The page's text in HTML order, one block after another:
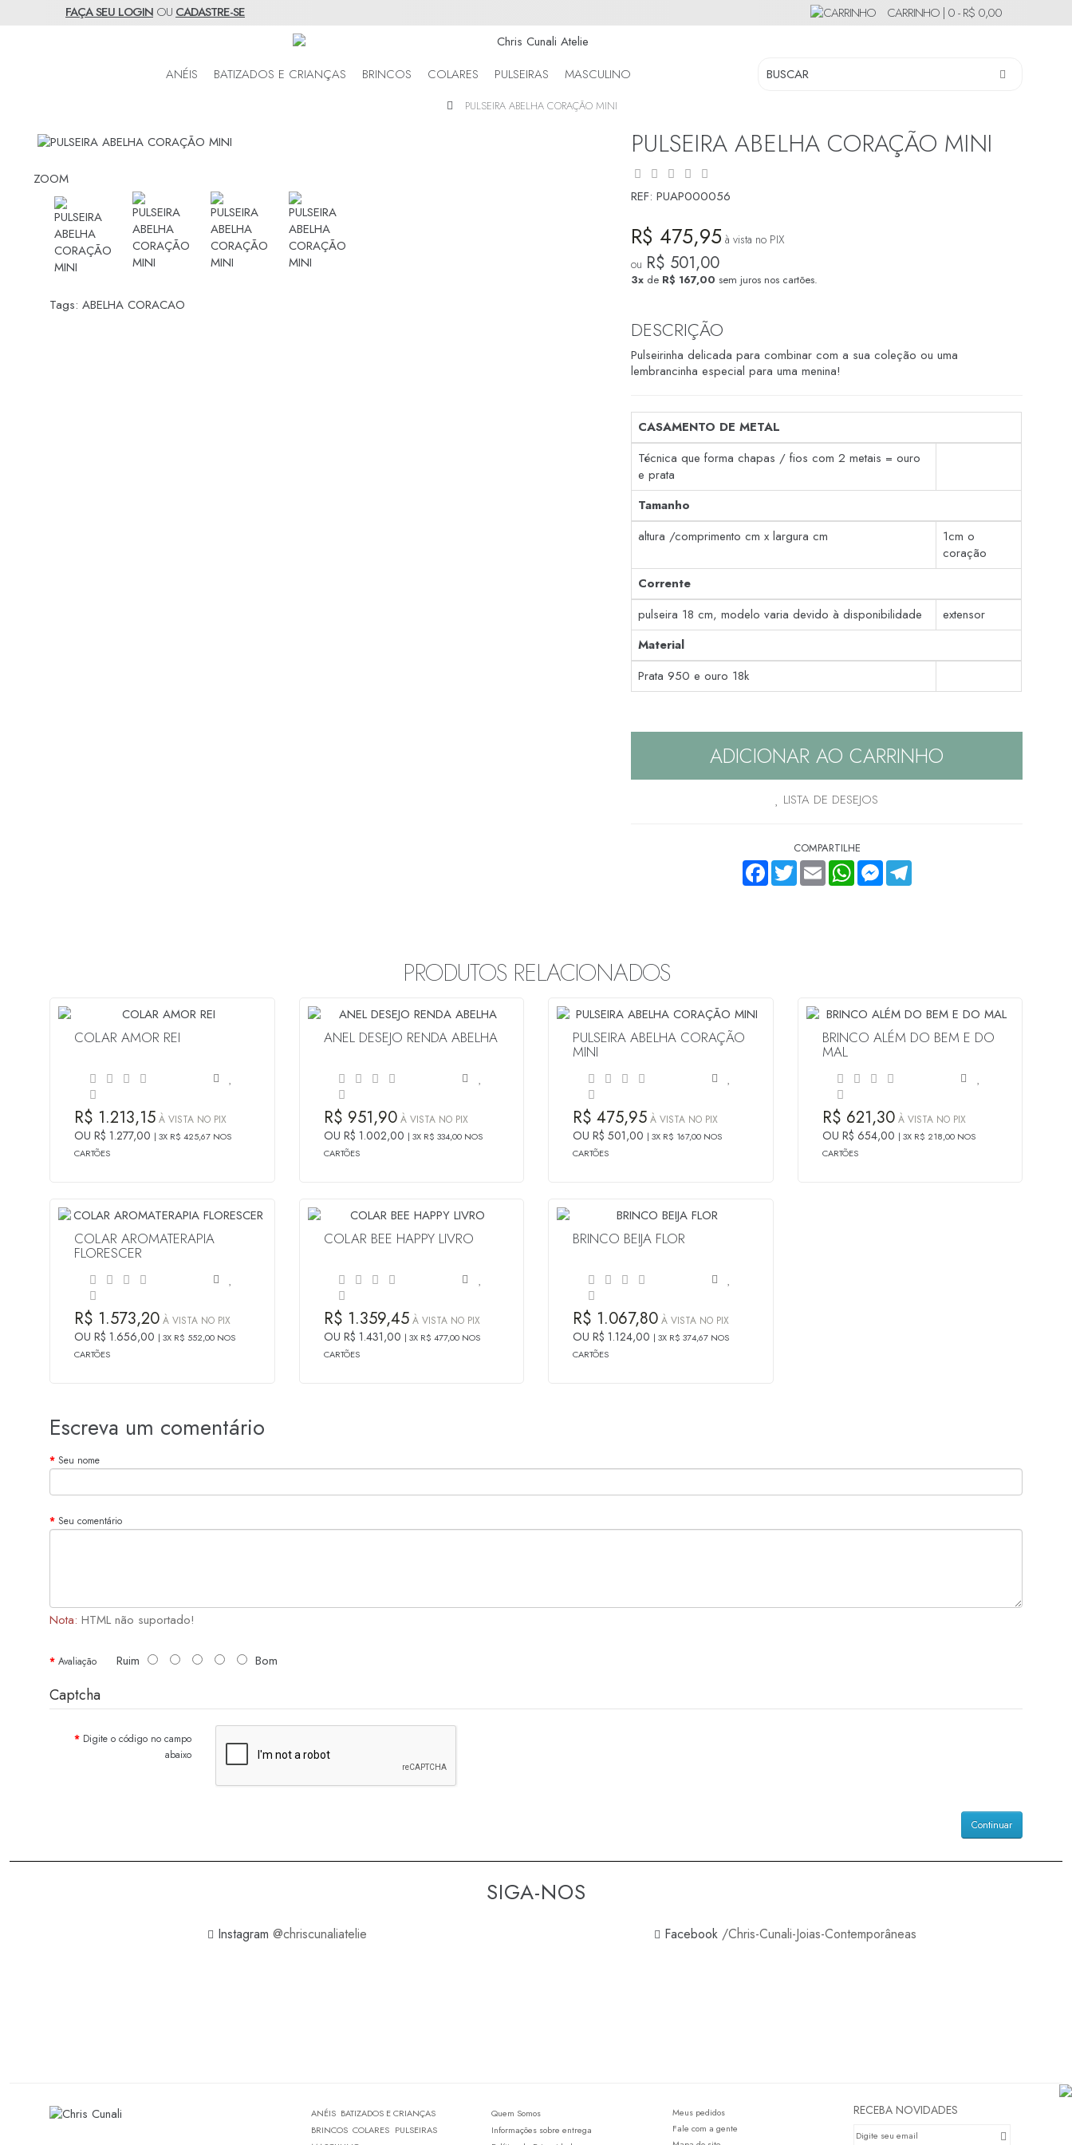
FAÇA SEU LOGIN OU CADASTRE-SE CARRINHO | 0 - R$ 0,00
ANÉIS BATIZADOS E CRIANÇAS BRINCOS COLARES PULSEIRAS MASCULINO
PULSEIRA ABELHA CORAÇÃO MINI
ZOOM
Tags: ABELHA CORACAO
PULSEIRA ABELHA CORAÇÃO MINI
REF:PUAP000056
R$ 475,95 à vista no PIX
ou R$ 501,00
3x de R$ 167,00 sem juros nos cartões.
DESCRIÇÃO
Pulseirinha delicada para combinar com a sua coleção ou uma
lembrancinha especial para uma menina!
CASAMENTO DE METAL
Técnica que forma chapas / fios com 2 metais = ouro
e prata
Tamanho
altura /comprimento cm x largura cm
1cm o
coração
Corrente
pulseira 18 cm, modelo varia devido à disponibilidade
extensor
Material
Prata 950 e ouro 18k
ADICIONAR AO CARRINHO
LISTA DE DESEJOS
COMPARTILHE
FACEBOOKTWITTEREMAIL WHATSAPPMESSENGER
TELEGRAM
PRODUTOS RELACIONADOS
COLAR AMOR REI
R$ 1.213,15 À VISTA NO PIX
OU R$ 1.277,00
3X R$ 425,67 NOS
CARTÕES
ANEL DESEJO RENDA ABELHA
R$ 951,90À VISTA NO PIX
OU R$ 1.002,00
3X R$ 334,00 NOS
CARTÕES
PULSEIRA ABELHA CORAÇÃO
MINI
R$ 475,95 À VISTA NO PIX
OU R$ 501,00
3X R$ 167,00 NOS
CARTÕES
BRINCO ALÉM DO BEM E DO
MAL
R$ 621,30À VISTA NO PIX
OU R$ 654,00
3X R$ 218,00 NOS
CARTÕES
COLAR AROMATERAPIA
FLORESCER
R$ 1.573,20 À VISTA NO PIX
OU R$ 1.656,00
3X R$ 552,00 NOS
CARTÕES
COLAR BEE HAPPY LIVRO
R$ 1.359,45À VISTA NO PIX
OU R$ 1.431,00
3X R$ 477,00 NOS
CARTÕES
BRINCO BEIJA FLOR
R$ 1.067,80 À VISTA NO PIX
OU R$ 1.124,00
3X R$ 374,67 NOS
CARTÕES
Escreva um comentário
Seu nome
Seu comentário
Nota: HTML não suportado!
Avaliação Ruim Bom
Captcha
Digite o código no campo
abaixo
Continuar
SIGA-NOS
Instagram @chriscunaliatelie Facebook /Chris-Cunali-Joias-Contemporâneas
ANÉIS BATIZADOS E CRIANÇAS
BRINCOS COLARES PULSEIRAS
Quem Somos
Informações sobre entrega
Meus pedidos
Fale com a gente
RECEBA NOVIDADES